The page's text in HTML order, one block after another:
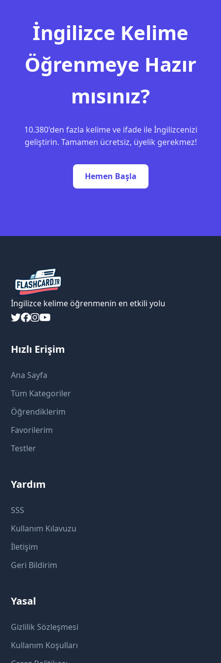
İngilizce Kelime
Öğrenmeye Hazır
mısınız?
10.380'den fazla kelime ve ifade ile İngilizcenizi
geliştirin. Tamamen ücretsiz, üyelik gerekmez!
Hemen Başla
İngilizce kelime öğrenmenin en etkili yolu
Hızlı Erişim
Ana Sayfa
Tüm Kategoriler
Öğrendiklerim
Favorilerim
Testler
Yardım
SSS
Kullanım Kılavuzu
İletişim
Geri Bildirim
Yasal
Gizlilik Sözleşmesi
Kullanım Koşulları